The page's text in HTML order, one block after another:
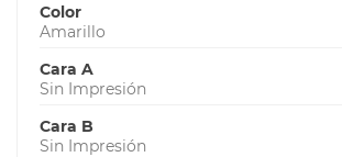
Color
Amarillo
Cara A
Sin Impresión
Cara B
Sin Impresión